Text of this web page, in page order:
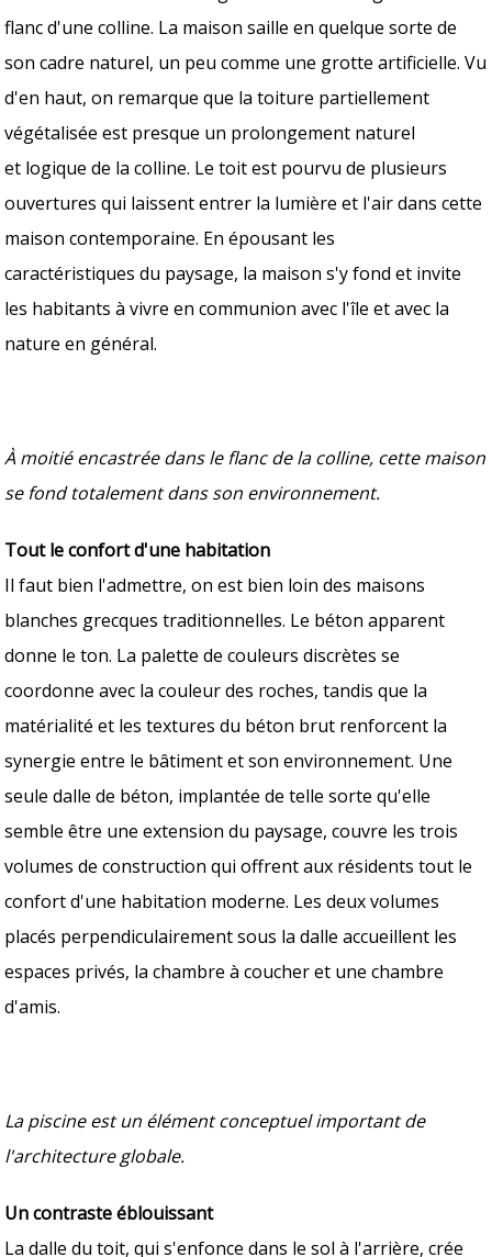
flanc d'une colline. La maison saille en quelque sorte de
son cadre naturel, un peu comme une grotte artificielle. Vu
d'en haut, on remarque que la toiture partiellement
végétalisée est presque un prolongement naturel
et logique de la colline. Le toit est pourvu de plusieurs
ouvertures qui laissent entrer la lumière et l'air dans cette
maison contemporaine. En épousant les
caractéristiques du paysage, la maison s'y fond et invite
les habitants à vivre en communion avec l'île et avec la
nature en général.
À moitié encastrée dans le flanc de la colline, cette maison
se fond totalement dans son environnement.
Tout le confort d'une habitation
Il faut bien l'admettre, on est bien loin des maisons
blanches grecques traditionnelles. Le béton apparent
donne le ton. La palette de couleurs discrètes se
coordonne avec la couleur des roches, tandis que la
matérialité et les textures du béton brut renforcent la
synergie entre le bâtiment et son environnement. Une
seule dalle de béton, implantée de telle sorte qu'elle
semble être une extension du paysage, couvre les trois
volumes de construction qui offrent aux résidents tout le
confort d'une habitation moderne. Les deux volumes
placés perpendiculairement sous la dalle accueillent les
espaces privés, la chambre à coucher et une chambre
d'amis.
La piscine est un élément conceptuel important de
l'architecture globale.
Un contraste éblouissant
La dalle du toit, qui s'enfonce dans le sol à l'arrière, crée